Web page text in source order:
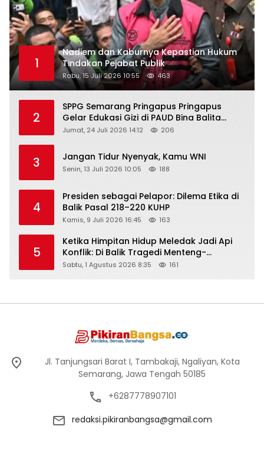
1
Nadiem dan Kaburnya Kepastian Hukum
Tindakan Pejabat Publik
Rabu, 15 Juli 2026 10:55 463
2
SPPG Semarang Pringapus Pringapus
Gelar Edukasi Gizi di PAUD Bina Balita
Peringati Hari Anak Nasional 2026
Jumat, 24 Juli 2026 14:12 206
3 Jangan Tidur Nyenyak, Kamu WNI
Senin, 13 Juli 2026 10:05 188
4
Presiden sebagai Pelapor: Dilema Etika di
Balik Pasal 218–220 KUHP
Kamis, 9 Juli 2026 16:45 163
5
Ketika Himpitan Hidup Meledak Jadi Api
Konflik: Di Balik Tragedi Menteng-
Matraman Hingga Maling Ayam di Bali
Sabtu, 1 Agustus 2026 8:35 161
Jl. Tanjungsari Barat I, Tambakaji, Ngaliyan, Kota
Semarang, Jawa Tengah 50185
+6287778907101
redaksi.pikiranbangsa@gmail.com